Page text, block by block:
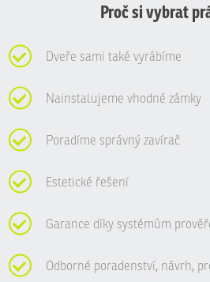
Proč si vybrat
Dveře sami také vyrábíme
Nainstalujeme vhodné zámky
Poradíme správný zavírač
Estetické řešení
Garance díky systémům
Odborné poradenství, návrh,